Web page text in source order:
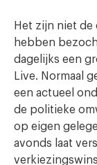
Het zijn niet
hebben
dagelijks een
Live. Normaal
een actueel
de politieke
op eigen
avonds laat